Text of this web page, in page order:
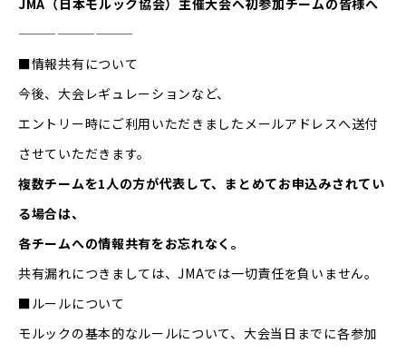
JMA（日本モルック協会）主催大会へ初参加チームの皆様へ
—————————
■情報共有について
今後、大会レギュレーションなど、
エントリー時にご利用いただきましたメールアドレスへ送付
させていただきます。
複数チームを1人の方が代表して、まとめてお申込みされてい
る場合は、
各チームへの情報共有をお忘れなく。
共有漏れにつきましては、JMAでは一切責任を負いません。
■ルールについて
モルックの基本的なルールについて、大会当日までに各参加